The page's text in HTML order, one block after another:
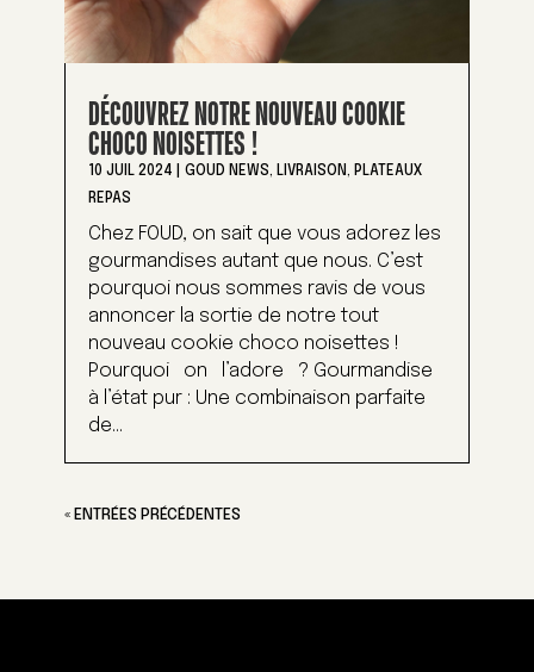
DÉCOUVREZ NOTRE NOUVEAU COOKIE
CHOCO NOISETTES !
10 JUIL 2024 GOUD NEWS, LIVRAISON, PLATEAUX
REPAS
Chez FOUD, on sait que vous adorez les
gourmandises autant que nous. C’est
pourquoi nous sommes ravis de vous
annoncer la sortie de notre tout
nouveau cookie choco noisettes !
Pourquoi on l’adore ? Gourmandise
à l’état pur : Une combinaison parfaite
de...
« ENTRÉES PRÉCÉDENTES